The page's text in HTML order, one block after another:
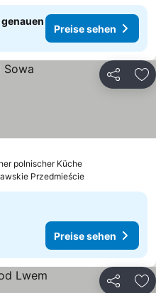
Preise sehen
Teilen
polnischer Küche
Przedmieście
Preise sehen
Teilen